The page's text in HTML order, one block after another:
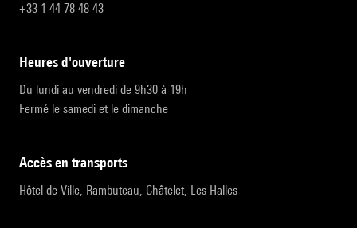
+33 1 44 78 48 43
heures d'ouverture
Du lundi au vendredi de 9h30 à 19h
Fermé le samedi et le dimanche
accès en transports
Hôtel de Ville, Rambuteau, Châtelet, Les Halles